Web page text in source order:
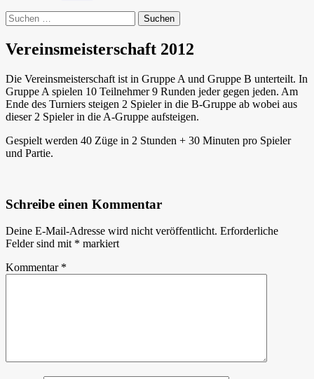
Suchen
nach:
Vereinsmeisterschaft 2012
Die Vereinsmeisterschaft ist in Gruppe A und Gruppe B unterteilt. In
Gruppe A spielen 10 Teilnehmer 9 Runden jeder gegen jeden. Am
Ende des Turniers steigen 2 Spieler in die B-Gruppe ab wobei aus
dieser 2 Spieler in die A-Gruppe aufsteigen.
Gespielt werden 40 Züge in 2 Stunden + 30 Minuten pro Spieler
und Partie.
Schreibe einen Kommentar
Deine E-Mail-Adresse wird nicht veröffentlicht. Erforderliche
Felder sind mit * markiert
Kommentar *